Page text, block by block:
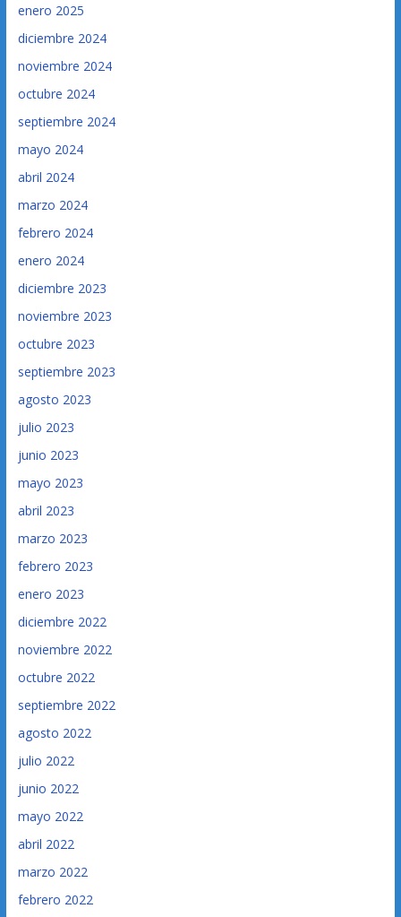
enero 2025
diciembre 2024
noviembre 2024
octubre 2024
septiembre 2024
mayo 2024
abril 2024
marzo 2024
febrero 2024
enero 2024
diciembre 2023
noviembre 2023
octubre 2023
septiembre 2023
agosto 2023
julio 2023
junio 2023
mayo 2023
abril 2023
marzo 2023
febrero 2023
enero 2023
diciembre 2022
noviembre 2022
octubre 2022
septiembre 2022
agosto 2022
julio 2022
junio 2022
mayo 2022
abril 2022
marzo 2022
febrero 2022